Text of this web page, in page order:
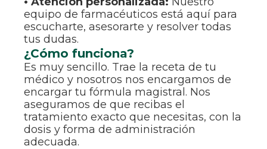
equipo de farmacéuticos está aquí para
escucharte, asesorarte y resolver todas
tus dudas.
¿Cómo funciona?
Es muy sencillo. Trae la receta de tu
médico y nosotros nos encargamos de
encargar tu fórmula magistral. Nos
aseguramos de que recibas el
tratamiento exacto que necesitas, con la
dosis y forma de administración
adecuada.